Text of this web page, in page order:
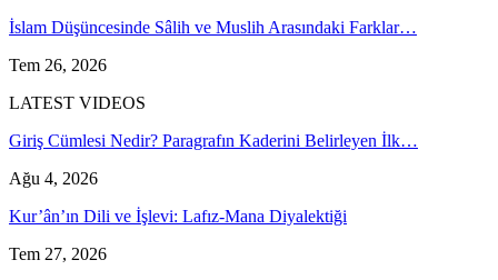
İslam Düşüncesinde Sâlih ve Muslih Arasındaki Farklar…
Tem 26, 2026
LATEST VIDEOS
Giriş Cümlesi Nedir? Paragrafın Kaderini Belirleyen İlk…
Ağu 4, 2026
Kur’ân’ın Dili ve İşlevi: Lafız-Mana Diyalektiği
Tem 27, 2026